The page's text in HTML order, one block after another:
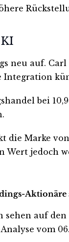
neu auf.
Integration
bei
die Marke
Wert jedoch
auf
vom